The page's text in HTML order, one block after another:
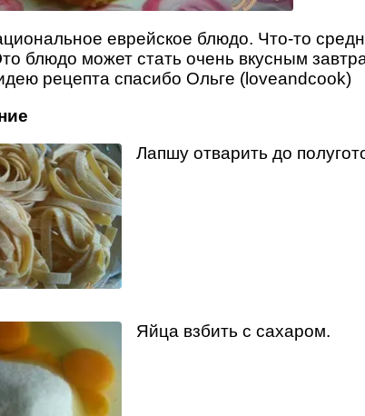
еврейское блюдо. Что-то
блюдо может стать очень вкусным
рецепта спасибо Ольге (loveandcook)
Лапшу отварить до
Яйца взбить с сахаром.